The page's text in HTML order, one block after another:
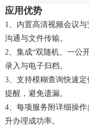
应用优势
1、内置高清视频会议
沟通与文件传输。
2、集成“双随机、一公
录入与电子归档。
3、支持模糊查询快速
提醒，避免遗漏。
4、每项服务附详细操
升办理成功率。